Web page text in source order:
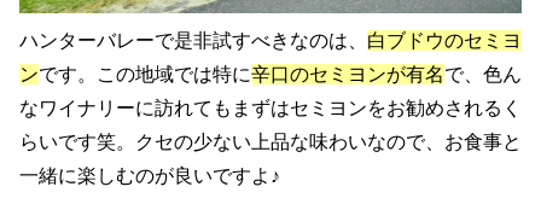
ハンターバレーで是非試すべきなのは、 白ブドウのセミヨ
ンです。この地域では特に辛口のセミヨンが有名で、色ん
なワイナリーに訪れてもまずはセミヨンをお勧めされるく
らいです笑。クセの少ない上品な味わいなので、お食事と
一緒に楽しむのが良いですよ♪